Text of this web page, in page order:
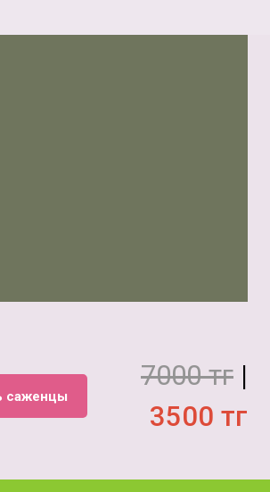
саженцы
7000 тг |
3500 тг